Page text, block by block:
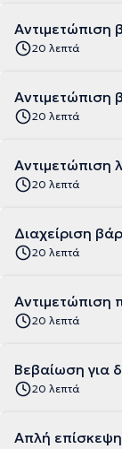
Αντιμετώπιση
20 λεπτά
Αντιμετώπιση
20 λεπτά
Αντιμετώπιση
20 λεπτά
Διαχείριση
20 λεπτά
Αντιμετώπιση
20 λεπτά
Βεβαίωση για
20 λεπτά
Απλή επίσκεψη